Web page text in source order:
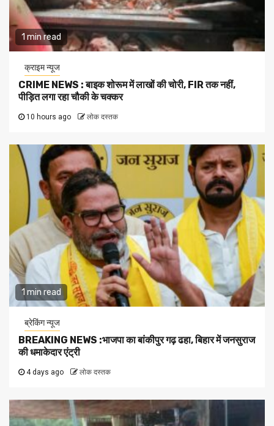
1 min read
क्राइम न्यूज
CRIME NEWS : बाइक शोरूम में लाखों की चोरी, FIR तक नहीं,
पीड़ित लगा रहा चौकी के चक्कर
10 hours ago लोक दस्तक
1 min read
ब्रेकिंग न्यूज
BREAKING NEWS :भाजपा का बांकीपुर गढ़ ढहा, बिहार में जनसुराज
की धमाकेदार एंट्री
4 days ago लोक दस्तक